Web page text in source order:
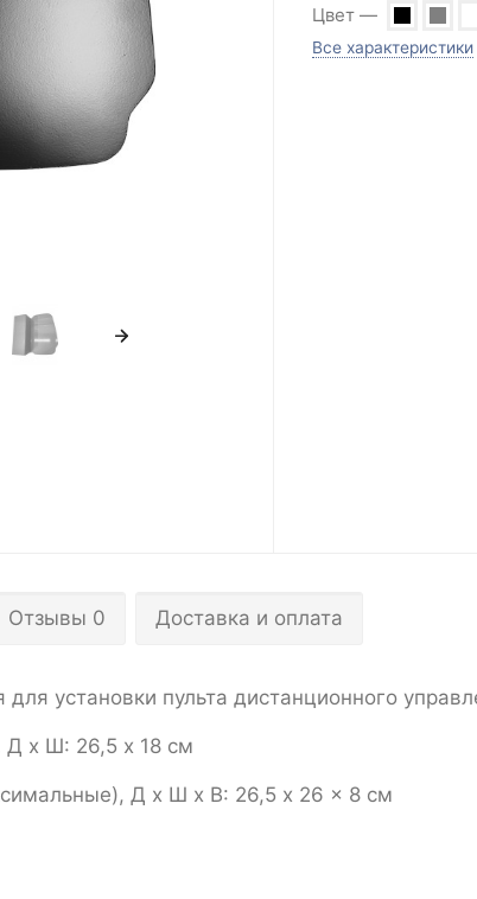
Цвет
Все характеристики
Отзывы 0 Доставка и оплата
установки пульта дистанционного
x Ш: 26,5 x 18 см
Д x Ш x В: 26,5 x 26 x 8 см